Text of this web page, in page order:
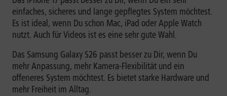
einfaches, sicheres und lange gepflegtes System möchtest.
Es ist ideal, wenn Du schon Mac, iPad oder Apple Watch
nutzt. Auch für Videos ist es eine sehr gute Wahl.
Das Samsung Galaxy S26 passt besser zu Dir, wenn Du
mehr Anpassung, mehr Kamera-Flexibilität und ein
offeneres System möchtest. Es bietet starke Hardware und
mehr Freiheit im Alltag.